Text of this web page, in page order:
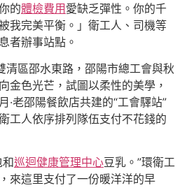
的體檢費用愛缺乏彈性。你的千
我完美平衡。」衛工人、司機等
者辦事站點。
區邵水東路，邵陽市總工會與秋
金色光芒，試圖以柔性的美學，
·老邵陽餐飲店共建的“工會驛站”
工人依序排列隊伍支付不花錢的
巡迴健康管理中心豆乳。”環衛工
來這里支付了一份暖洋洋的早